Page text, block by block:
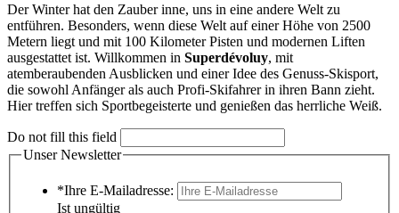
Der Winter hat den Zauber inne, uns in eine andere Welt zu
entführen. Besonders, wenn diese Welt auf einer Höhe von 2500
Metern liegt und mit 100 Kilometer Pisten und modernen Liften
ausgestattet ist. Willkommen in Superdévoluy, mit
atemberaubenden Ausblicken und einer Idee des Genuss-Skisport,
die sowohl Anfänger als auch Profi-Skifahrer in ihren Bann zieht.
Hier treffen sich Sportbegeisterte und genießen das herrliche Weiß.
Do not fill this field
Unser Newsletter
*Ihre E-Mailadresse:
Ist ungültig